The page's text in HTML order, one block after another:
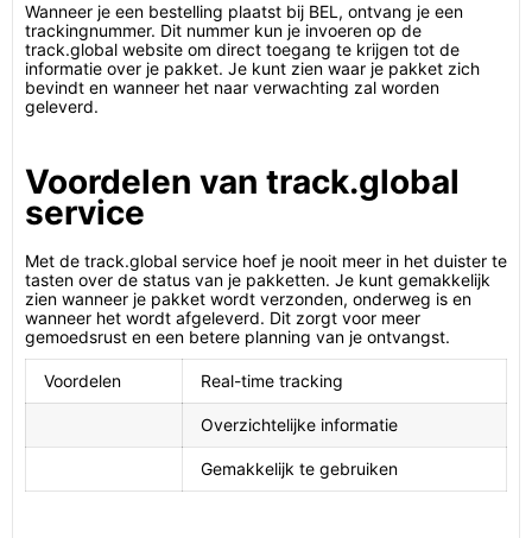
Wanneer je een bestelling plaatst bij BEL, ontvang je een
trackingnummer. Dit nummer kun je invoeren op de
track.global website om direct toegang te krijgen tot de
informatie over je pakket. Je kunt zien waar je pakket zich
bevindt en wanneer het naar verwachting zal worden
geleverd.
Voordelen van track.global
service
Met de track.global service hoef je nooit meer in het duister te
tasten over de status van je pakketten. Je kunt gemakkelijk
zien wanneer je pakket wordt verzonden, onderweg is en
wanneer het wordt afgeleverd. Dit zorgt voor meer
gemoedsrust en een betere planning van je ontvangst.
Voordelen Real-time tracking
Overzichtelijke informatie
Gemakkelijk te gebruiken